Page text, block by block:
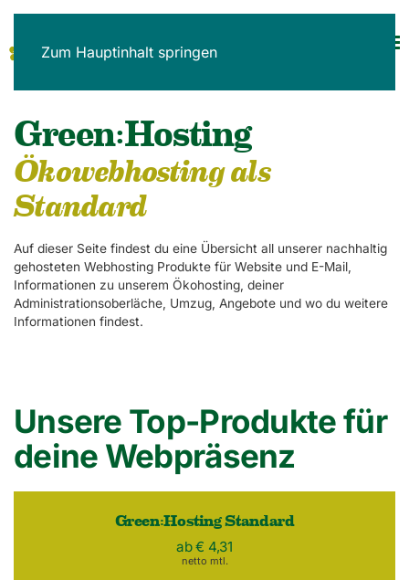
Zum Hauptinhalt springen
Green:Hosting
Ökowebhosting als
Standard
Auf dieser Seite findest du eine Übersicht all unserer nachhaltig
gehosteten Webhosting Produkte für Website und E-Mail,
Informationen zu unserem Ökohosting, deiner
Administrationsoberläche, Umzug, Angebote und wo du weitere
Informationen findest.
Unsere Top-Produkte für
deine Webpräsenz
Green:Hosting Standard
ab € 4,31
netto mtl.